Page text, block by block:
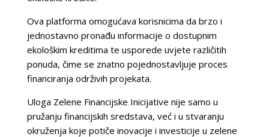
Ova platforma omogućava korisnicima da brzo i
jednostavno pronađu informacije o dostupnim
ekološkim kreditima te usporede uvjete različitih
ponuda, čime se znatno pojednostavljuje proces
financiranja održivih projekata.
Uloga Zelene Financijske Inicijative nije samo u
pružanju financijskih sredstava, već i u stvaranju
okruženja koje potiče inovacije i investicije u zelene